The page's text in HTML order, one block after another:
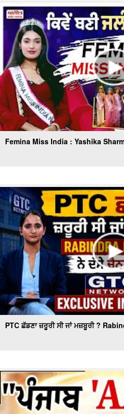
Femina Miss India : Yashika
PTC ਛੱਡਣਾ ਜ਼ਰੂਰੀ ਸੀ ਜਾਂ ਮਜ਼ਬੂਰੀ ?